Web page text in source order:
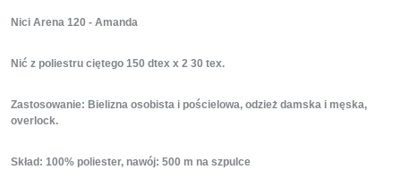
Nici Arena 120 - Amanda
Nić z poliestru ciętego 150 dtex x 2 30 tex.
Zastosowanie: Bielizna osobista i pościelowa, odzież damska i męska,
overlock.
Skład: 100% poliester, nawój: 500 m na szpulce